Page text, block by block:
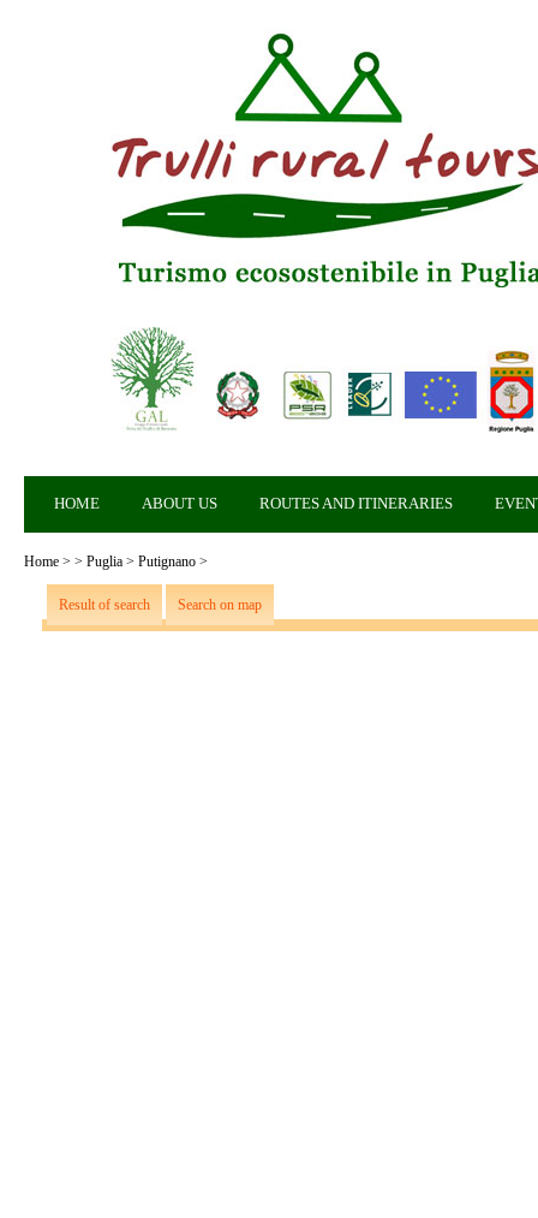
HOME ABOUT US ROUTES AND ITINERARIES
Home > > Puglia > Putignano >
Result of search Search on map